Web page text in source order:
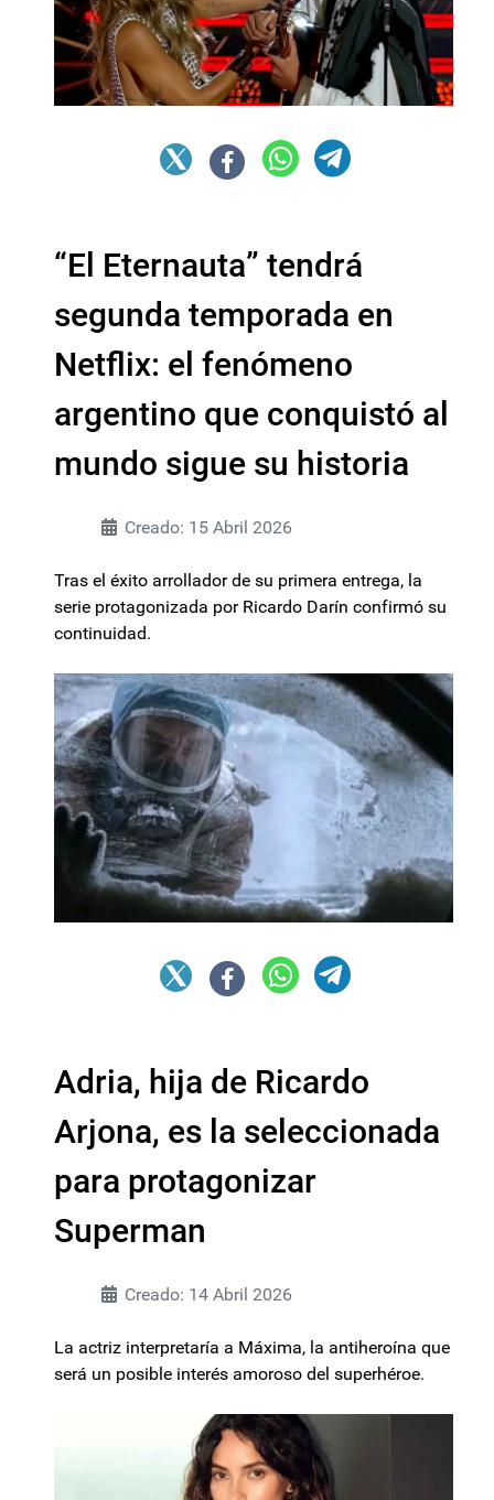
“El Eternauta” tendrá
segunda temporada en
Netflix: el fenómeno
argentino que conquistó al
mundo sigue su historia
Creado: 15 Abril 2026
Tras el éxito arrollador de su primera entrega, la
serie protagonizada por Ricardo Darín confirmó su
continuidad.
Adria, hija de Ricardo
Arjona, es la seleccionada
para protagonizar
Superman
Creado: 14 Abril 2026
La actriz interpretaría a Máxima, la antiheroína que
será un posible interés amoroso del superhéroe.